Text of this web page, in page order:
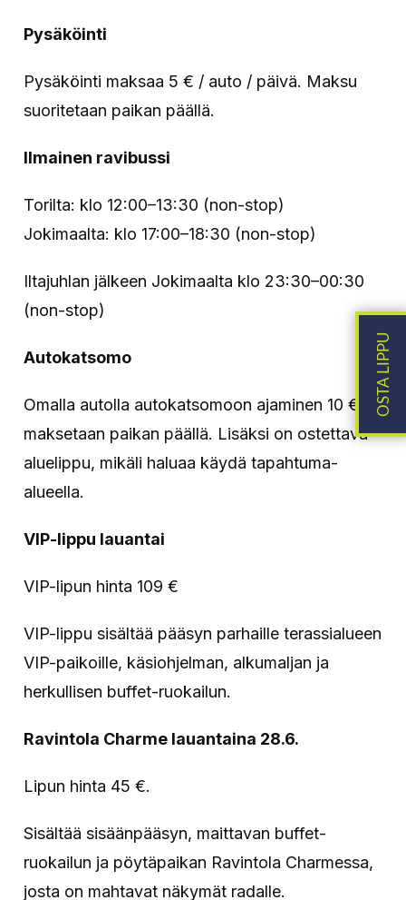
Pysäköinti
Pysäköinti maksaa 5 € / auto / päivä. Maksu
suoritetaan paikan päällä.
Ilmainen ravibussi
Torilta: klo 12:00–13:30 (non-stop)
Jokimaalta: klo 17:00–18:30 (non-stop)
Iltajuhlan jälkeen Jokimaalta klo 23:30–00:30
(non-stop)
Autokatsomo
Omalla autolla autokatsomoon ajaminen 10 €,
maksetaan paikan päällä. Lisäksi on ostettava
aluelippu, mikäli haluaa käydä tapahtuma-
alueella.
VIP-lippu lauantai
VIP-lipun hinta 109 €
VIP-lippu sisältää pääsyn parhaille terassialueen
VIP-paikoille, käsiohjelman, alkumaljan ja
herkullisen buffet-ruokailun.
Ravintola Charme lauantaina 28.6.
Lipun hinta 45 €.
Sisältää sisäänpääsyn, maittavan buffet-
ruokailun ja pöytäpaikan Ravintola Charmessa,
josta on mahtavat näkymät radalle.